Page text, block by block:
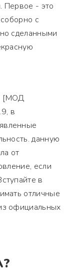
Первое - это
с
сделанными
[МОД
в
данную
от
если
в
отличные
официальных